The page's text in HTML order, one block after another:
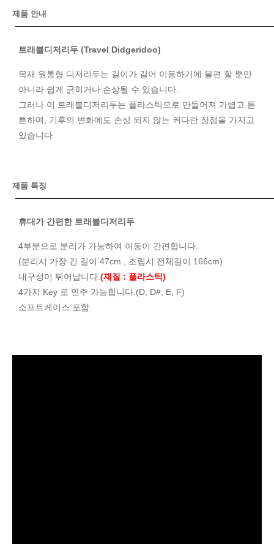
제품 안내
트래블디저리두 (Travel Didgeridoo)
목재 원통형 디저리두는 길이가 길어 이동하기에 불편 할 뿐만
아니라 쉽게 긁히거나 손상될 수 있습니다.
그러나 이 트래블디저리두는 플라스틱으로 만들어져 가볍고 튼
튼하며, 기후의 변화에도 손상 되지 않는 커다란 장점을 가지고
있습니다.
제품 특징
휴대가 간편한 트래블디저리두
4부분으로 분리가 가능하여 이동이 간편합니다.
(분리시 가장 긴 길이 47cm , 조립시 전체길이 166cm)
내구성이 뛰어납니다. (재질 : 플라스틱)
4가지 Key 로 연주 가능합니다.(D, D#, E, F)
소프트케이스 포함